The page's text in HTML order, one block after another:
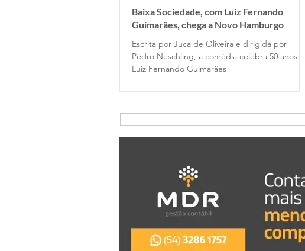
Baixa Sociedade, com Luiz Fernando
Guimarães, chega a Novo Hamburgo
Escrita por Juca de Oliveira e dirigida por
Pedro Neschling, a comédia celebra 50 anos de
Luiz Fernando Guimarães